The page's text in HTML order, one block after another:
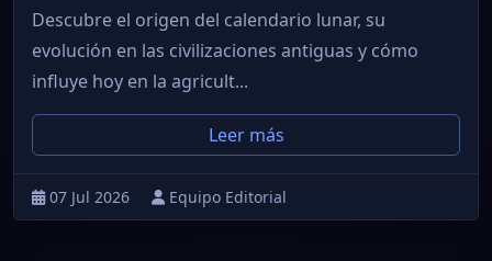
Descubre el origen del calendario lunar, su
evolución en las civilizaciones antiguas y cómo
influye hoy en la agricult...
Leer más
07 Jul 2026 Equipo Editorial